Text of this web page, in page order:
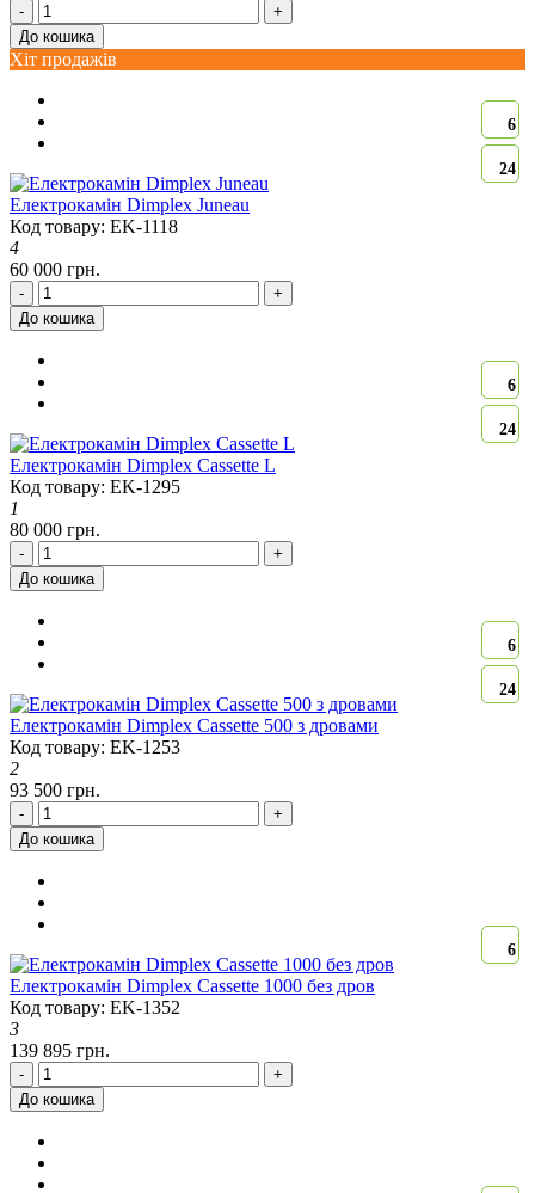
-
+
До кошика
Хіт продажів
6
24
Електрокамін Dimplex Juneau
Код товару: EK-1118
4
60 000 грн.
-
+
До кошика
6
24
Електрокамін Dimplex Cassette L
Код товару: EK-1295
1
80 000 грн.
-
+
До кошика
6
24
Електрокамін Dimplex Cassette 500 з дровами
Код товару: EK-1253
2
93 500 грн.
-
+
До кошика
6
Електрокамін Dimplex Cassette 1000 без дров
Код товару: EK-1352
3
139 895 грн.
-
+
До кошика